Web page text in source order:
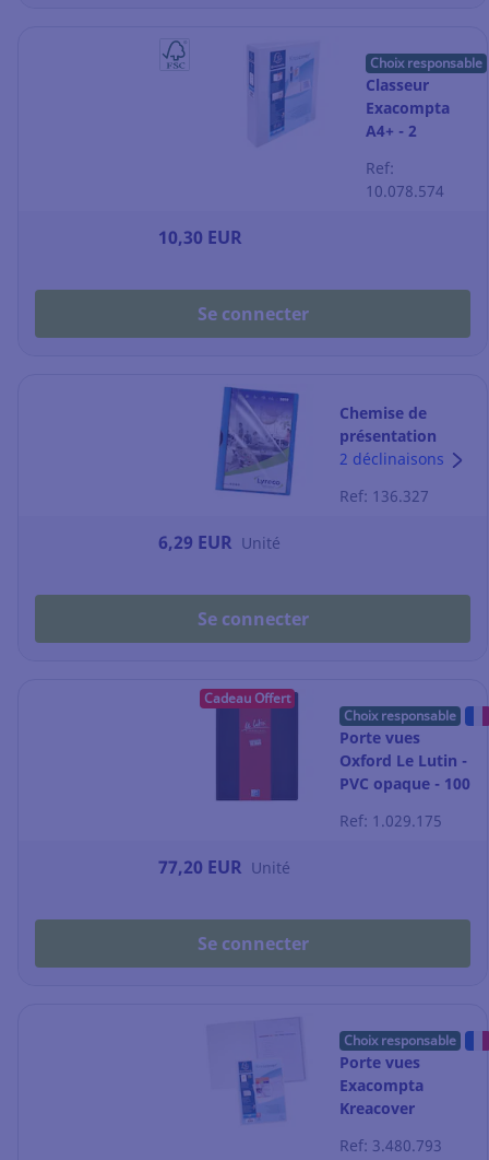
Choix responsable
Classeur
Exacompta
A4+ - 2
- dos 6,4 cm -
Ref:
10.078.574
10,30 EUR
Se connecter
Chemise de
présentation
Lyreco à clip -
- par 5
2 déclinaisons
Ref: 136.327
6,29 EUR Unité
Se connecter
Cadeau Offert
Choix responsable
Porte vues
Oxford Le Lutin -
PVC opaque - 100
Ref: 1.029.175
77,20 EUR Unité
Se connecter
Choix responsable
Porte vues
Exacompta
Kreacover
10 pochettes -
Ref: 3.480.793